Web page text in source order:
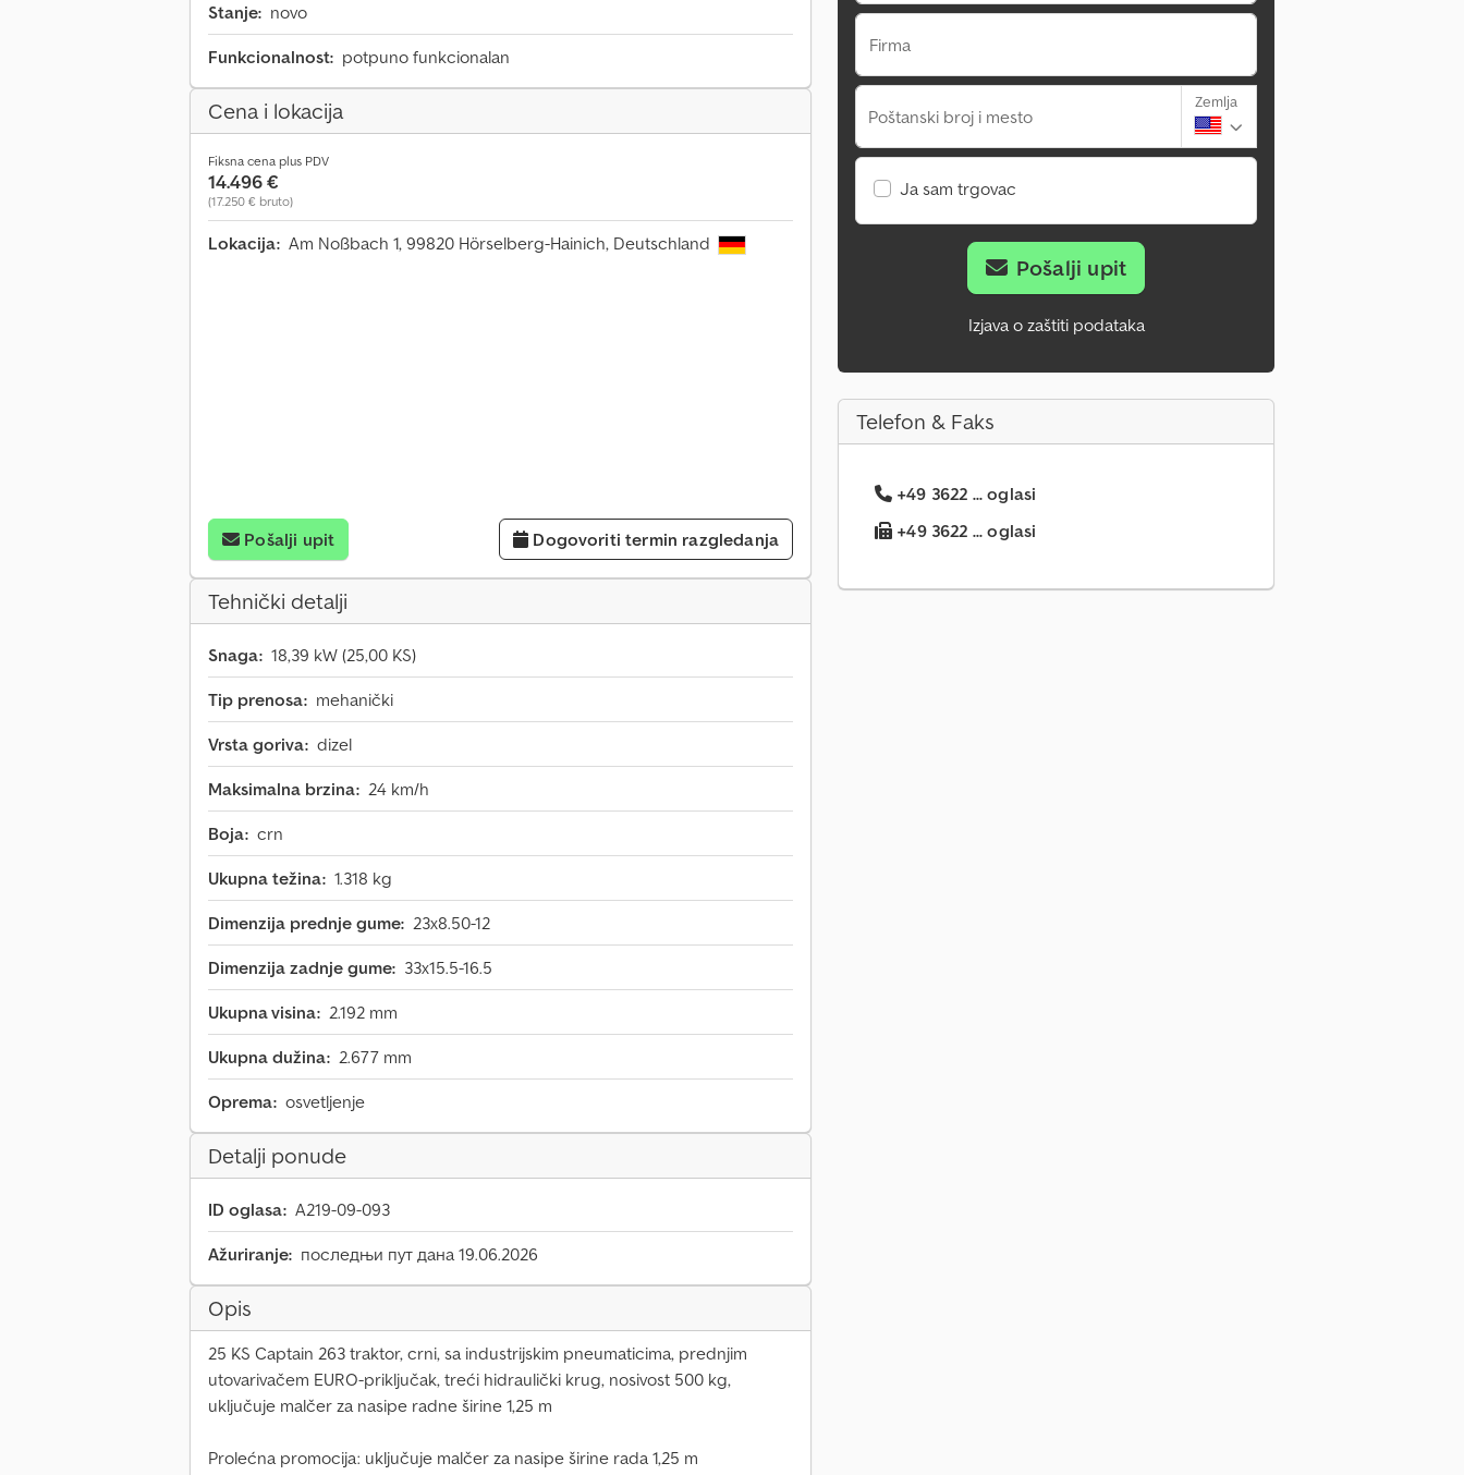
Stanje: novo
Funkcionalnost: potpuno funkcionalan
Cena i lokacija
Fiksna cena plus PDV
14.496 €
(17.250 € bruto)
Lokacija: Am Noßbach 1, 99820 Hörselberg-Hainich, Deutschland
Pošalji upit Dogovoriti termin razgledanja
Tehnički detalji
Snaga: 18,39 kW (25,00 KS)
Tip prenosa: mehanički
Vrsta goriva: dizel
Maksimalna brzina: 24 km/h
Boja: crn
Ukupna težina: 1.318 kg
Dimenzija prednje gume: 23x8.50-12
Dimenzija zadnje gume: 33x15.5-16.5
Ukupna visina: 2.192 mm
Ukupna dužina: 2.677 mm
Oprema: osvetljenje
Detalji ponude
ID oglasa: A219-09-093
Ažuriranje: последњи пут дана 19.06.2026
Opis
25 KS Captain 263 traktor, crni, sa industrijskim pneumaticima, prednjim
utovarivačem EURO-priključak, treći hidraulički krug, nosivost 500 kg,
uključuje malčer za nasipe radne širine 1,25 m
Prolećna promocija: uključuje malčer za nasipe širine rada 1,25 m
Firma
Poštanski broj i mesto
Zemlja
Ja sam trgovac
Pošalji upit
Izjava o zaštiti podataka
Telefon & Faks
+49 3622 ... oglasi
+49 3622 ... oglasi